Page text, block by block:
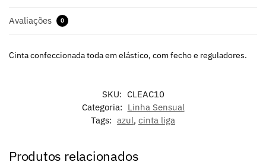
Avaliações 0
Cinta confeccionada toda em elástico, com fecho e reguladores.
SKU: CLEAC10
Categoria: Linha Sensual
Tags: azul, cinta liga
Produtos relacionados